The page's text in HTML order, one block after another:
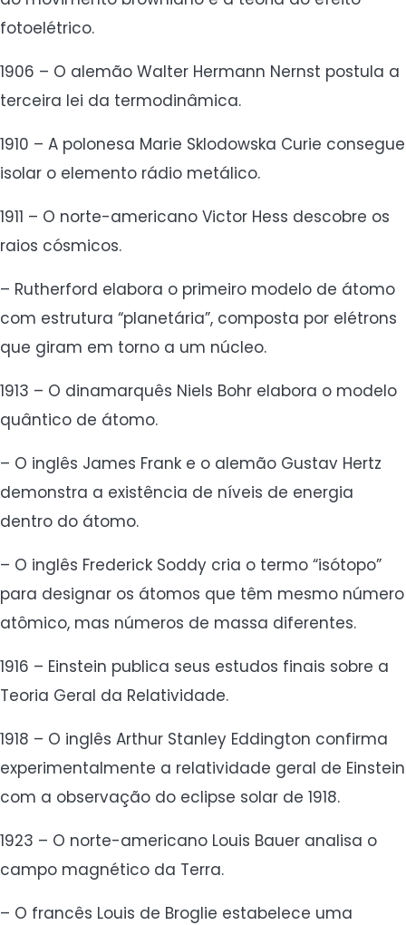
fotoelétrico.
1906 – O alemão Walter Hermann Nernst postula a
terceira lei da termodinâmica.
1910 – A polonesa Marie Sklodowska Curie consegue
isolar o elemento rádio metálico.
1911 – O norte-americano Victor Hess descobre os
raios cósmicos.
– Rutherford elabora o primeiro modelo de átomo
com estrutura “planetária”, composta por elétrons
que giram em torno a um núcleo.
1913 – O dinamarquês Niels Bohr elabora o modelo
quântico de átomo.
– O inglês James Frank e o alemão Gustav Hertz
demonstra a existência de níveis de energia
dentro do átomo.
– O inglês Frederick Soddy cria o termo “isótopo”
para designar os átomos que têm mesmo número
atômico, mas números de massa diferentes.
1916 – Einstein publica seus estudos finais sobre a
Teoria Geral da Relatividade.
1918 – O inglês Arthur Stanley Eddington confirma
experimentalmente a relatividade geral de Einstein
com a observação do eclipse solar de 1918.
1923 – O norte-americano Louis Bauer analisa o
campo magnético da Terra.
– O francês Louis de Broglie estabelece uma